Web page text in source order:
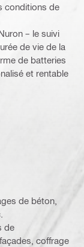
conditions de
– le suivi
de vie de la
de batteries
et rentable
de béton,
de
coffrage